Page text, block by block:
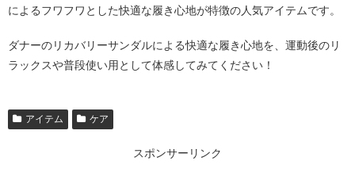
によるフワフワとした快適な履き心地が特徴の人気アイテムです。
ダナーのリカバリーサンダルによる快適な履き心地を、運動後のリ
ラックスや普段使い用として体感してみてください！
アイテム ケア
スポンサーリンク